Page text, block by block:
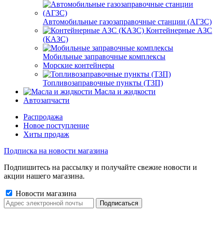
Автомобильные газозаправочные станции (АГЗС)
Контейнерные АЗС
(КАЗС)
Мобильные заправочные комплексы
Морские контейнеры
Топливозаправочные пункты (ТЗП)
Масла и жидкости
Автозапчасти
Распродажа
Новое поступление
Хиты продаж
Подписка на новости магазина
Подпишитесь на рассылку и получайте свежие новости и
акции нашего магазина.
Новости магазина